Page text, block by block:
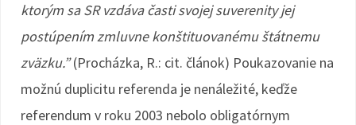
ktorým sa SR vzdáva časti svojej suverenity jej
postúpením zmluvne konštituovanému štátnemu
zväzku.”(Procházka, R.: cit. článok) Poukazovanie na
možnú duplicitu referenda je nenáležité, keďže
referendum v roku 2003 nebolo obligatórnym